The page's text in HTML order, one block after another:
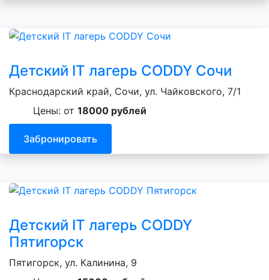
Детский IT лагерь CODDY Сочи
Краснодарский край, Сочи, ул. Чайковского, 7/1
Цены: от 18000 рублей
Забронировать
Детский IT лагерь CODDY
Пятигорск
Пятигорск, ул. Калинина, 9